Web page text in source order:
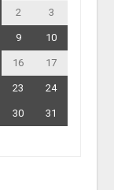
2 3
9 10
16 17
23 24
30
31